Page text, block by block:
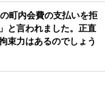
町内会費の支払いを拒
と言われました。正直
束力はあるのでしょう